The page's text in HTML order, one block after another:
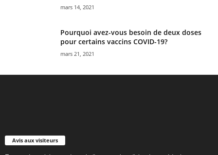
mars 14, 2021
Pourquoi avez-vous besoin de deux doses
pour certains vaccins COVID-19?
mars 21, 2021
Avis aux visiteurs